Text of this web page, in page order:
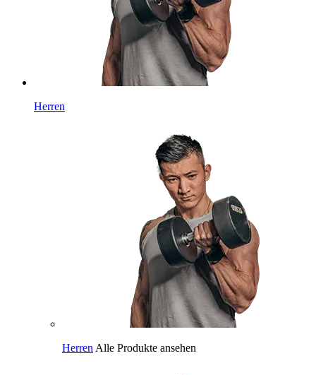
Herren
Herren Alle Produkte ansehen